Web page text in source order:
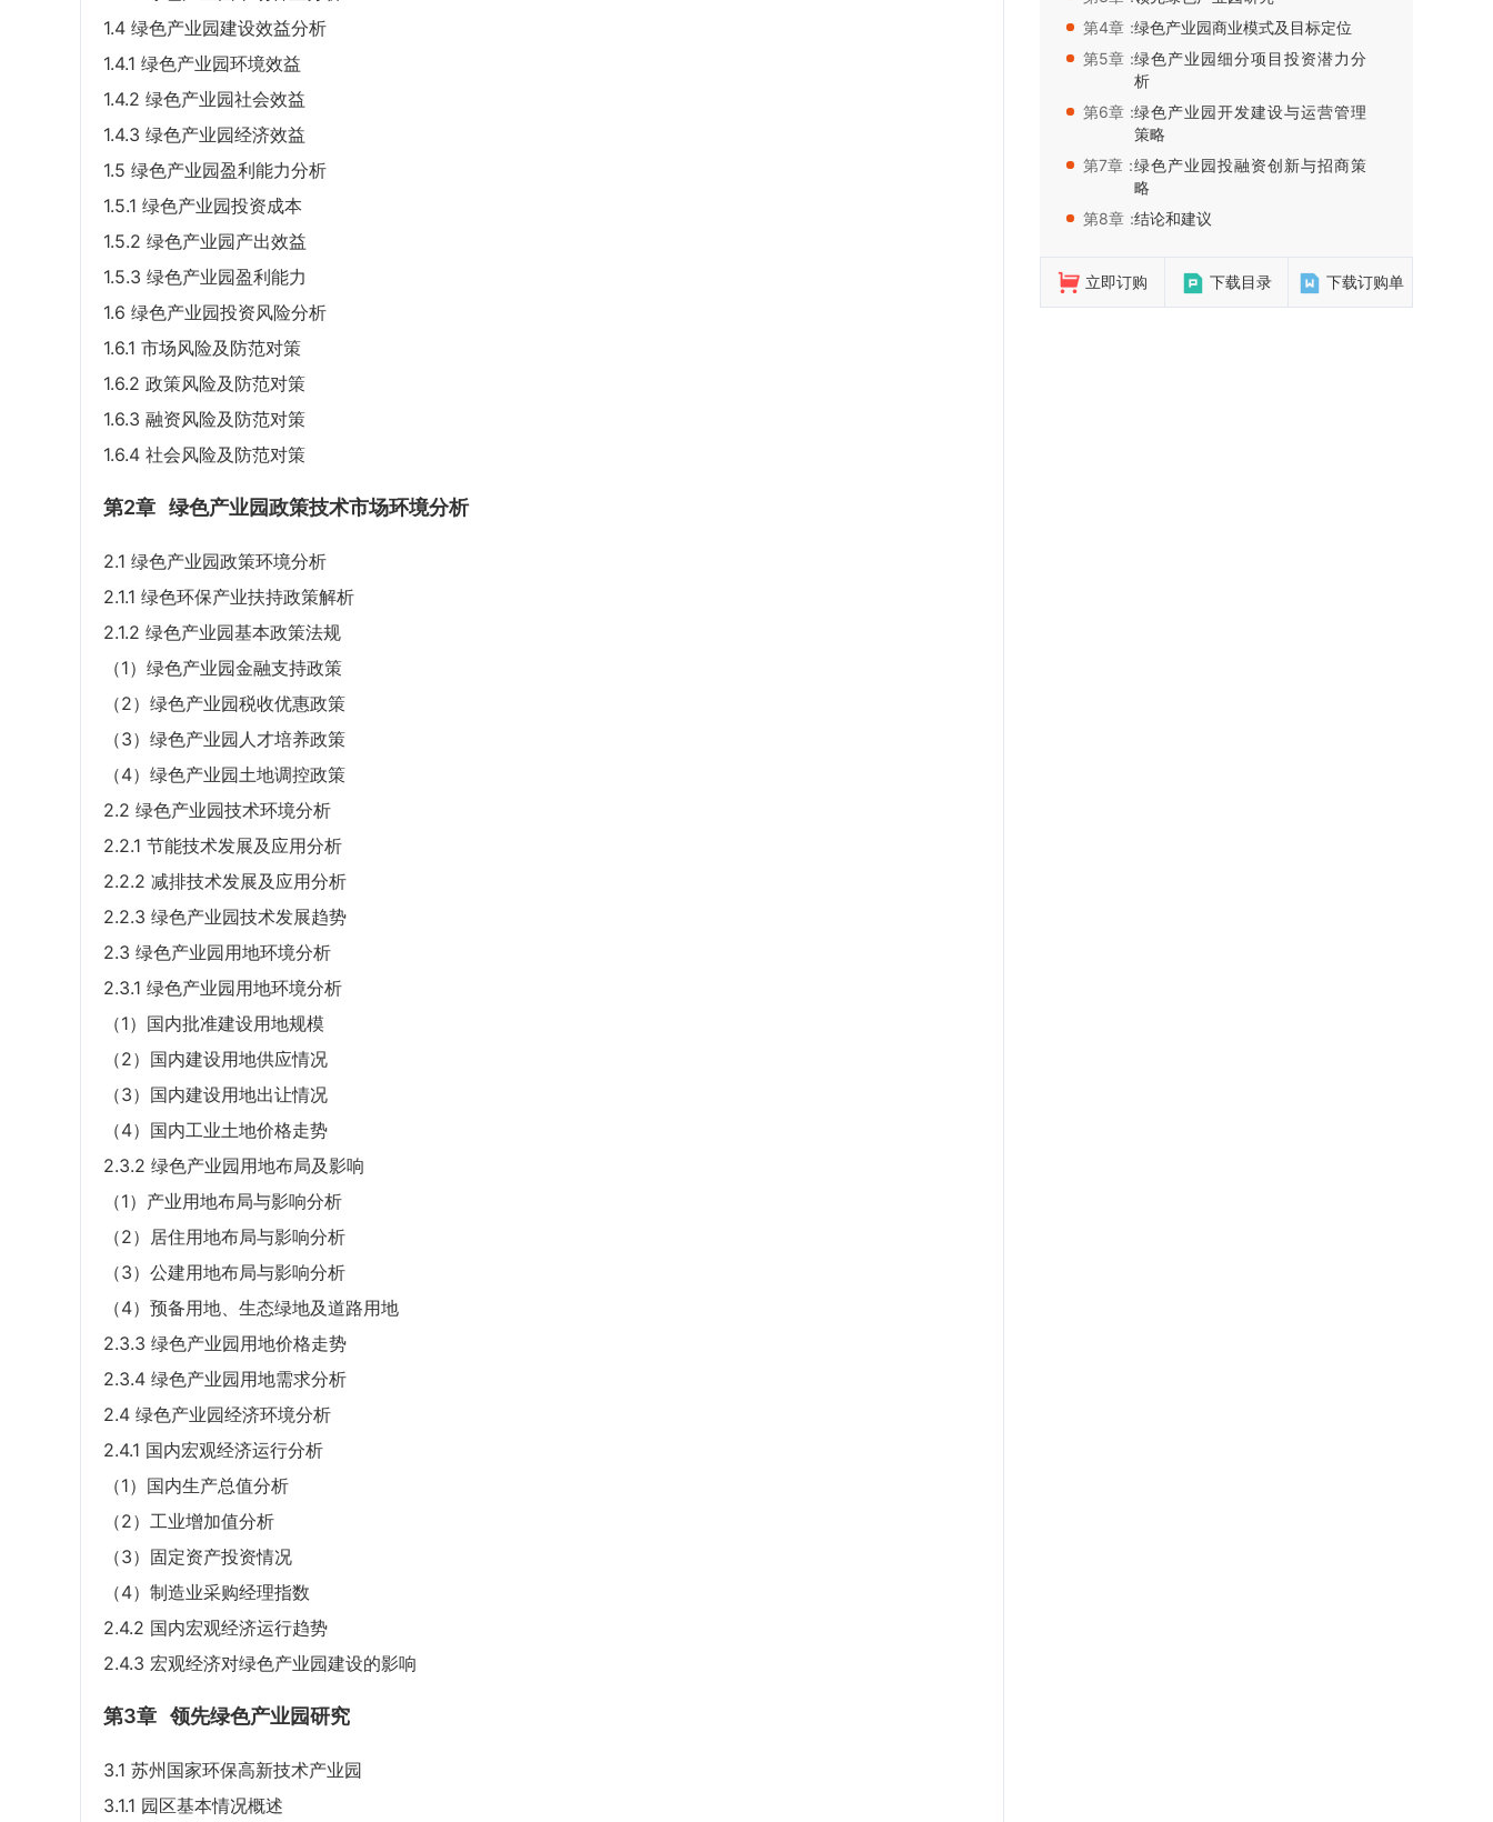
1.4 绿色产业园建设效益分析
1.4.1 绿色产业园环境效益
1.4.2 绿色产业园社会效益
1.4.3 绿色产业园经济效益
1.5 绿色产业园盈利能力分析
1.5.1 绿色产业园投资成本
1.5.2 绿色产业园产出效益
1.5.3 绿色产业园盈利能力
1.6 绿色产业园投资风险分析
1.6.1 市场风险及防范对策
1.6.2 政策风险及防范对策
1.6.3 融资风险及防范对策
1.6.4 社会风险及防范对策
第2章 绿色产业园政策技术市场环境分析
2.1 绿色产业园政策环境分析
2.1.1 绿色环保产业扶持政策解析
2.1.2 绿色产业园基本政策法规
（1）绿色产业园金融支持政策
（2）绿色产业园税收优惠政策
（3）绿色产业园人才培养政策
（4）绿色产业园土地调控政策
2.2 绿色产业园技术环境分析
2.2.1 节能技术发展及应用分析
2.2.2 减排技术发展及应用分析
2.2.3 绿色产业园技术发展趋势
2.3 绿色产业园用地环境分析
2.3.1 绿色产业园用地环境分析
（1）国内批准建设用地规模
（2）国内建设用地供应情况
（3）国内建设用地出让情况
（4）国内工业土地价格走势
2.3.2 绿色产业园用地布局及影响
（1）产业用地布局与影响分析
（2）居住用地布局与影响分析
（3）公建用地布局与影响分析
（4）预备用地、生态绿地及道路用地
2.3.3 绿色产业园用地价格走势
2.3.4 绿色产业园用地需求分析
2.4 绿色产业园经济环境分析
2.4.1 国内宏观经济运行分析
（1）国内生产总值分析
（2）工业增加值分析
（3）固定资产投资情况
（4）制造业采购经理指数
2.4.2 国内宏观经济运行趋势
2.4.3 宏观经济对绿色产业园建设的影响
第3章 领先绿色产业园研究
3.1 苏州国家环保高新技术产业园
3.1.1 园区基本情况概述
第4章：绿色产业园商业模式及目标定位
第5章：绿色产业园细分项目投资潜力分
析
第6章：绿色产业园开发建设与运营管理
策略
第7章：绿色产业园投融资创新与招商策
略
第8章：结论和建议
立即订购 下载目录 下载订购单